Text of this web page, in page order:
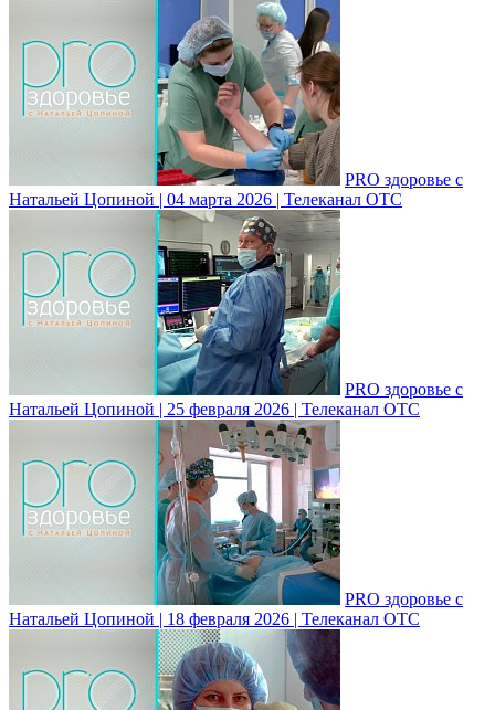
PRO здоровье с
Натальей Цопиной | 04 марта 2026 | Телеканал ОТС
PRO здоровье с
Натальей Цопиной | 25 февраля 2026 | Телеканал ОТС
PRO здоровье с
Натальей Цопиной | 18 февраля 2026 | Телеканал ОТС